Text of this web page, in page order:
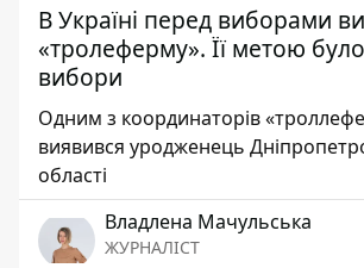
В Україні перед виборами
«тролеферму». Її метою
вибори
Одним з координаторів
виявився уродженець
області
Владлена Мачульська
ЖУРНАЛІСТ